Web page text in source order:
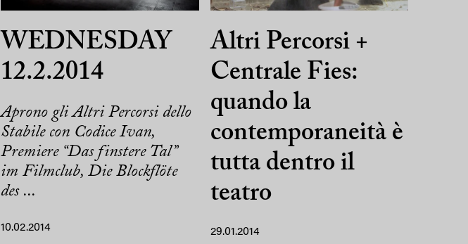
WEDNESDAY
12.2.2014
Aprono gli Altri Percorsi dello
Stabile con Codice Ivan,
Premiere “Das finstere Tal”
im Filmclub, Die Blockflöte
des ...
10.02.2014
Altri Percorsi +
Centrale Fies:
quando la
contemporaneità è
tutta dentro il
teatro
29.01.2014